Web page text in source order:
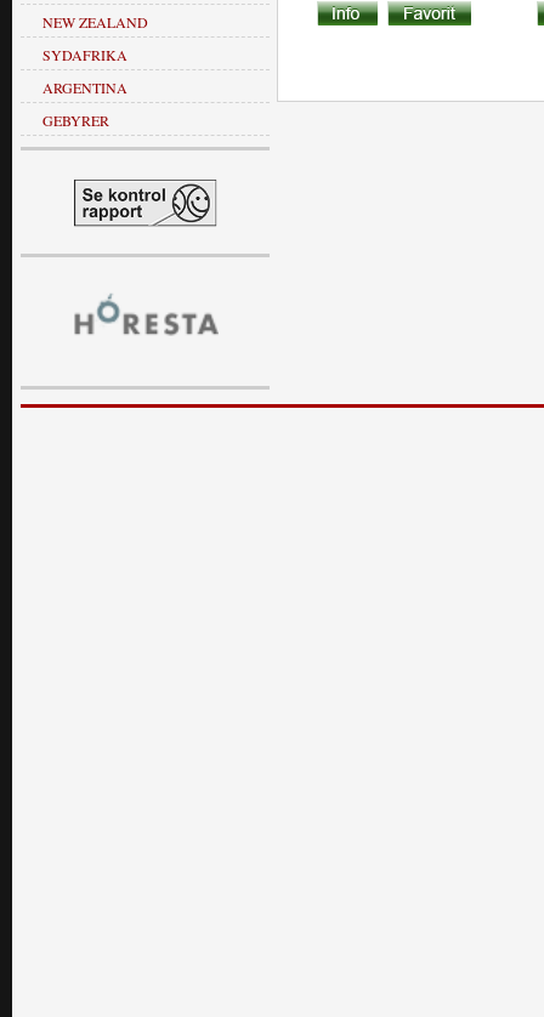
NEW ZEALAND
SYDAFRIKA
ARGENTINA
GEBYRER